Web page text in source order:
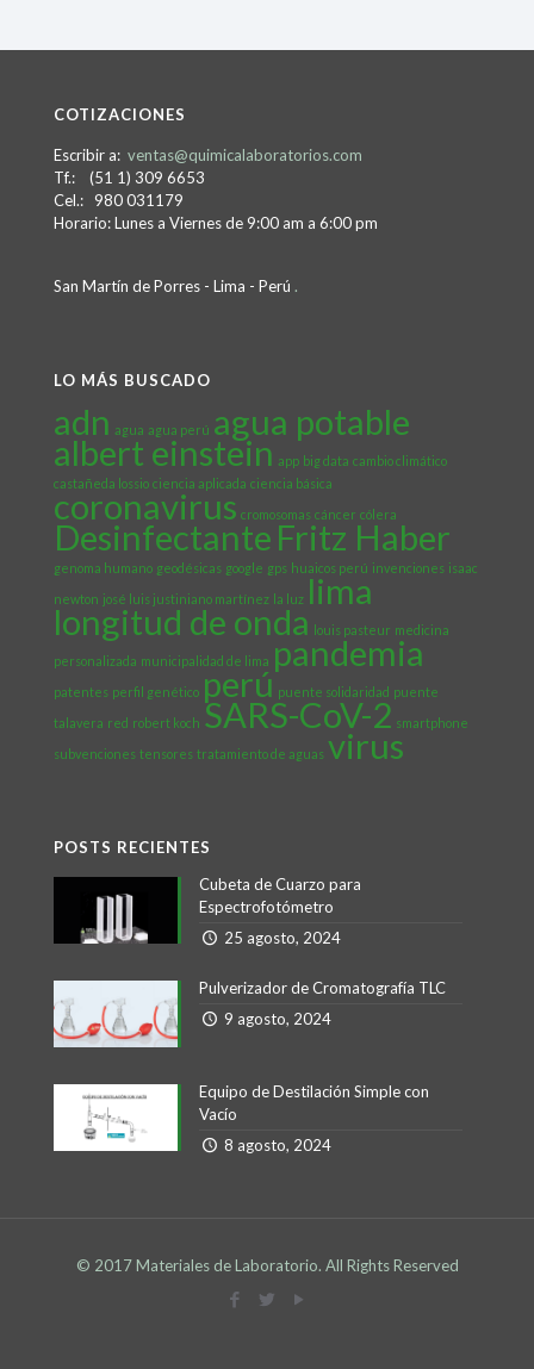
COTIZACIONES
Escribir a: ventas@quimicalaboratorios.com
Tf.: (51 1) 309 6653
Cel.: 980 031179
Horario: Lunes a Viernes de 9:00 am a 6:00 pm
San Martín de Porres - Lima - Perú .
LO MÁS BUSCADO
adn agua agua perú agua potable
albert einstein app big data cambio climático
castañeda lossio ciencia aplicada ciencia básica
coronavirus cromosomas cáncer cólera
Desinfectante Fritz Haber
genoma humano geodésicas google gps huaicos perú invenciones isaac
newton josé luis justiniano martínez la luz lima
longitud de onda louis pasteur medicina
personalizada municipalidad de lima pandemia
patentes perfil genético perú puente solidaridad puente
talavera red robert koch SARS-CoV-2 smartphone
subvenciones tensores tratamiento de aguas virus
POSTS RECIENTES
Cubeta de Cuarzo para
Espectrofotómetro
25 agosto, 2024
Pulverizador de Cromatografía TLC
9 agosto, 2024
Equipo de Destilación Simple con
Vacío
8 agosto, 2024
© 2017 Materiales de Laboratorio. All Rights Reserved